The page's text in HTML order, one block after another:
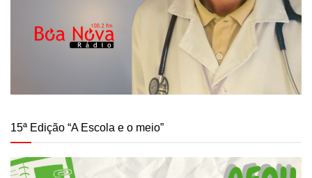
15ª Edição “A Escola e o meio”